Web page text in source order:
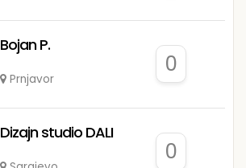
Bojan P.
Prnjavor
0
Dizajn studio DALI
0